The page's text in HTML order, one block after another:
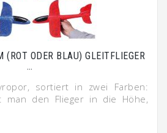
(ROT ODER BLAU) GLEITFLIEGER
…
sortiert in zwei Farben:
den Flieger in die Höhe,